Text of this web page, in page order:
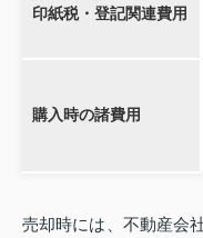
印紙税・登記関連費用
購入時の諸費用
売却時には、不動産会